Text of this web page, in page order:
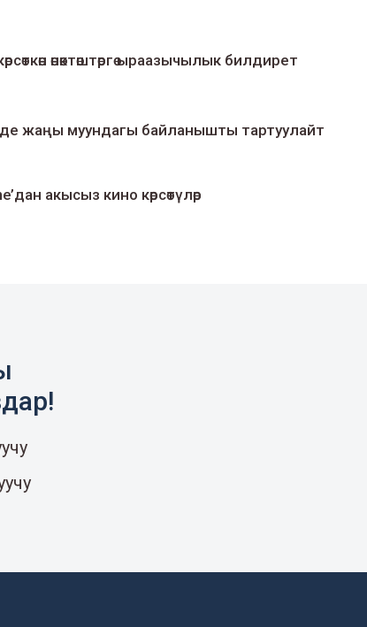
өнөктөштөргө ыраазычылык билдирет
жаңы муундагы байланышты тартуулайт
акысыз кино көрсөтүлөр